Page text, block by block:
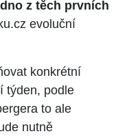
z těch prvních
evoluční
konkrétní
týden, podle
to ale
nutně